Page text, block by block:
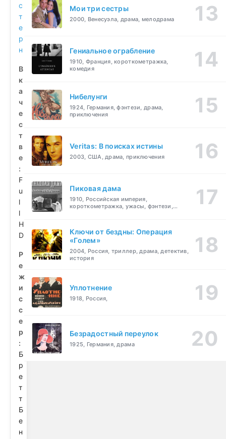
с
т
е
р
н
В
к
а
ч
е
с
т
в
е
:
F
u
l
l
H
D
Р
е
ж
и
с
с
е
р
:
Б
р
е
т
т
Б
е
н
Мои три сестры
2000, Венесуэла, драма, мелодрама
Гениальное ограбление
1910, Франция, короткометражка,
комедия
Нибелунги
1924, Германия, фэнтези, драма,
приключения
Veritas: В поисках истины
2003, США, драма, приключения
Пиковая дама
1910, Российская империя,
короткометражка, ужасы, фэнтези,
Ключи от бездны: Операция
«Голем»
2004, Россия, триллер, драма, детектив,
история
Уплотнение
1918, Россия,
Безрадостный переулок
1925, Германия, драма